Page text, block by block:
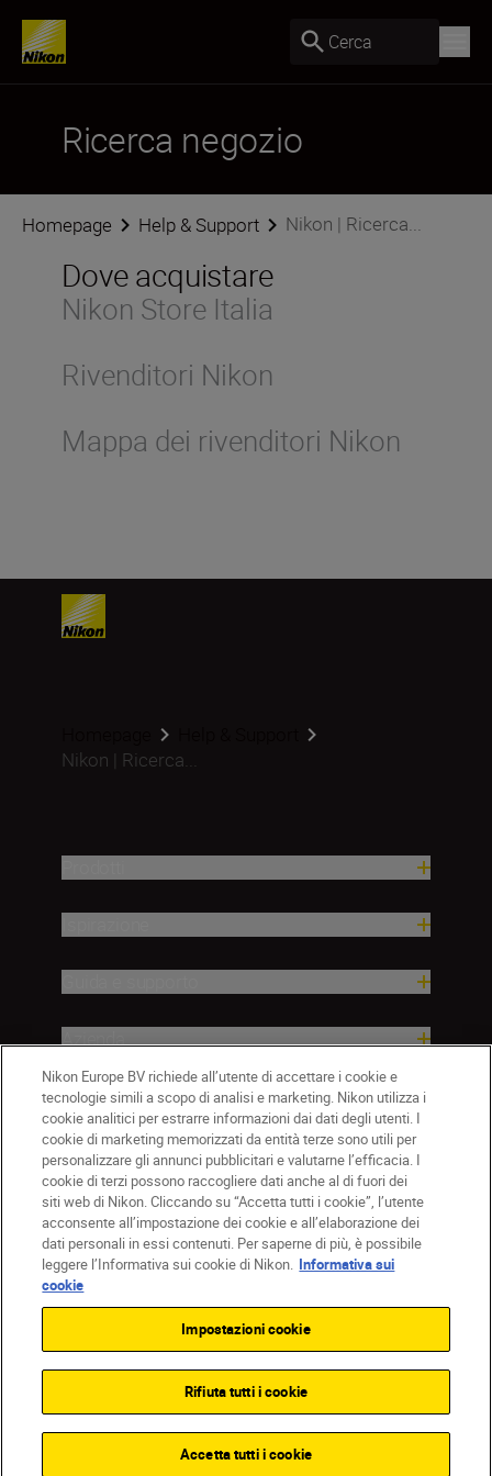
Cerca
Ricerca negozio
Homepage Help & Support Nikon | Ricerca...
Dove acquistare
Nikon Store Italia
Rivenditori Nikon
Mappa dei rivenditori Nikon
Nikon | Ricerca...
Azienda
IT Nikon Sites
Contattateci
Termini di utilizzo
Informativa sui cookie
Impostazioni dei cookie
Back to top
Nikon Europe BV richiede all’utente di accettare i cookie e
tecnologie simili a scopo di analisi e marketing. Nikon utilizza i
cookie analitici per estrarre informazioni dai dati degli utenti. I
cookie di marketing memorizzati da entità terze sono utili per
personalizzare gli annunci pubblicitari e valutarne l’efficacia. I
cookie di terzi possono raccogliere dati anche al di fuori dei
siti web di Nikon. Cliccando su “Accetta tutti i cookie”, l’utente
acconsente all’impostazione dei cookie e all’elaborazione dei
dati personali in essi contenuti. Per saperne di più, è possibile
leggere l’Informativa sui cookie di Nikon. Informativa sui
cookie
Impostazioni cookie
Rifiuta tutti i cookie
Accetta tutti i cookie